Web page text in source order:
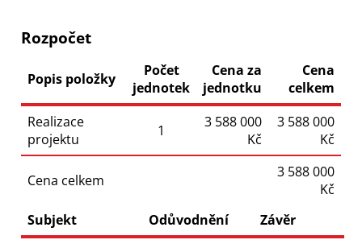
Rozpočet
Popis položky
Počet
jednotek
Cena za
jednotku
Cena
celkem
Realizace
projektu
1
3 588 000
Kč
3 588 000
Kč
Cena celkem
3 588 000
Kč
Subjekt
Odůvodnění Závěr